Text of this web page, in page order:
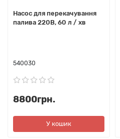
Насос для перекачування
палива 220В, 60 л / хв
540030
8800грн.
У кошик